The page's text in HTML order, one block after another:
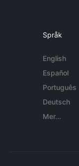
Språk
English
Español
Português
Deutsch
Mer...